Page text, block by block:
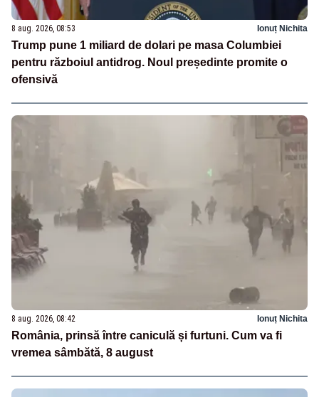
8 aug. 2026, 08:53 Ionuț Nichita
Trump pune 1 miliard de dolari pe masa Columbiei
pentru războiul antidrog. Noul președinte promite o
ofensivă
8 aug. 2026, 08:42 Ionuț Nichita
România, prinsă între caniculă și furtuni. Cum va fi
vremea sâmbătă, 8 august